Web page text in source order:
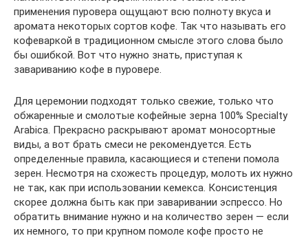
применения пуровера ощущают всю полноту вкуса и
аромата некоторых сортов кофе. Так что называть его
кофеваркой в традиционном смысле этого слова было
бы ошибкой. Вот что нужно знать, приступая к
завариванию кофе в пуровере.
Для церемонии подходят только свежие, только что
обжаренные и смолотые кофейные зерна 100% Specialty
Arabica. Прекрасно раскрывают аромат моносортные
виды, а вот брать смеси не рекомендуется. Есть
определенные правила, касающиеся и степени помола
зерен. Несмотря на схожесть процедур, молоть их нужно
не так, как при использовании кемекса. Консистенция
скорее должна быть как при заваривании эспрессо. Но
обратить внимание нужно и на количество зерен — если
их немного, то при крупном помоле кофе просто не